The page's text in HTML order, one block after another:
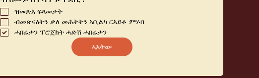
ዝመጽእ ፍጻመታት
ብመጽናዕትን ቃለ መሕትትን ኣቢልካ ርእይቶ ምሃብ
ሓበሬታን ፕሮጀክት ሓድሽ ሓበሬታን
ኣእትው